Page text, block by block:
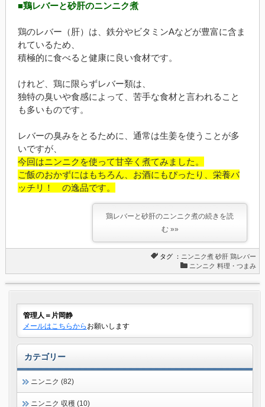
■鶏レバーと砂肝のニンニク煮
鶏のレバー（肝）は、鉄分やビタミンAなどが豊富に含ま
れているため、
積極的に食べると健康に良い食材です。
けれど、鶏に限らずレバー類は、
独特の臭いや食感によって、苦手な食材と言われること
も多いものです。
レバーの臭みをとるために、通常は生姜を使うことが多
いですが、
今回はニンニクを使って甘辛く煮てみました。
ご飯のおかずにはもちろん、お酒にもぴったり、栄養バ
ッチリ！ の逸品です。
鶏レバーと砂肝のニンニク煮の続きを読
む »»
タグ ： ニンニク煮 砂肝 鶏レバー
ニンニク 料理・つまみ
管理人＝片岡静
メールはこちらから お願いします
カテゴリー
ニンニク (82)
ニンニク 収穫 (10)